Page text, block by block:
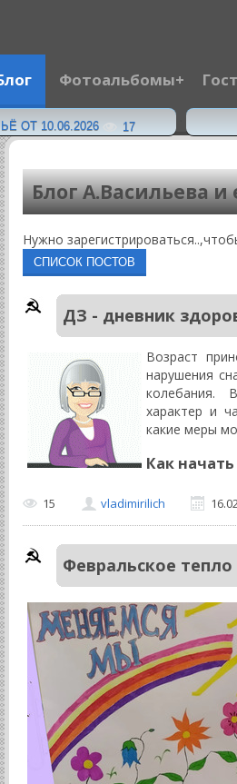
Фотоальбомы
ОТ 10.06.2026 17 ·
Блог А.Васильева и
Нужно
ДЗ - дневник
Возраст
нарушения
колебания.
характер и
какие меры
Как начать
15 vladimirilich
Февральское тепло